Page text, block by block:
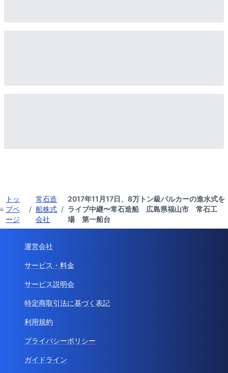
トッ
プペ
ージ
/
常石造
船株式
会社
/
2017年11月17日、8万トン級バルカーの進水式を
ライブ中継〜常石造船 広島県福山市 常石工
場 第一船台
運営会社
サービス・料金
サービス説明会
特定商取引法に基づく表記
利用規約
プライバシーポリシー
ガイドライン